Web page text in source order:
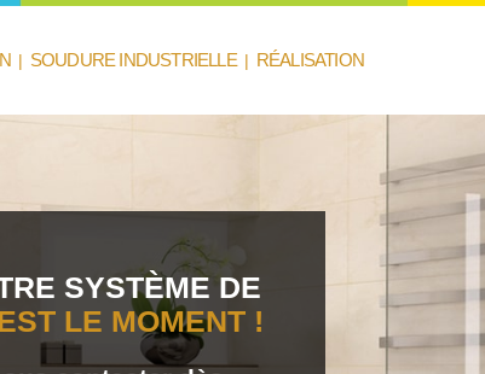
| SOUDURE INDUSTRIELLE | RÉALISATION
SYSTÈME DE
LE MOMENT !